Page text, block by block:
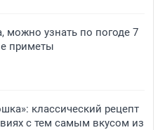
можно узнать по погоде 7
приметы
классический рецепт
с тем самым вкусом из